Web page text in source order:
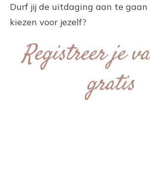
Durf jij de uitdaging aan te gaan
kiezen voor jezelf?
Registreer je
gratis